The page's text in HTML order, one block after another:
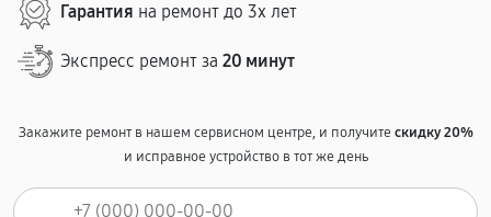
Гарантия на ремонт до 3х лет
Экспресс ремонт за 20 минут
Закажите ремонт в нашем сервисном центре, и получитескидку 20%
и исправное устройство в тот же день